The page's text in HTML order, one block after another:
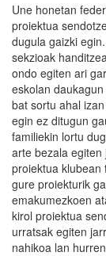
Une honetan
proiektua
dugula gaizki
sekzioak
ondo egiten ari
eskolan
bat sortu ahal
egin ez ditugun
familiekin lortu
arte bezala
proiektua klubean
gure proiekturik
emakumezkoen
kirol proiektua
urratsak egiten
nahikoa lan